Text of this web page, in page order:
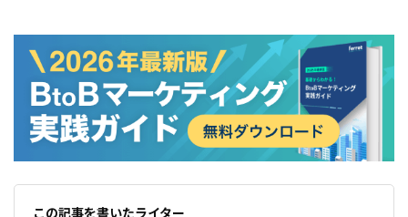
この記事を書いたライター